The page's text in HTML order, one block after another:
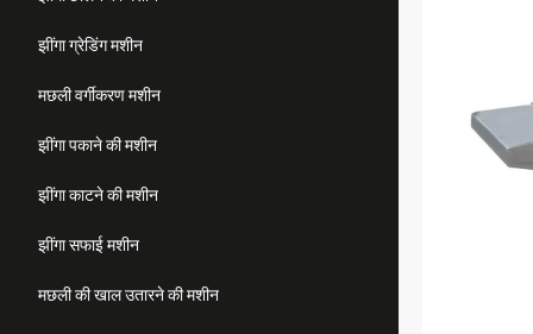
झींगा ग्रेडिंग मशीन
मछली वर्गीकरण मशीन
झींगा पकाने की मशीन
झींगा काटने की मशीन
झींगा सफाई मशीन
मछली की खाल उतारने की मशीन